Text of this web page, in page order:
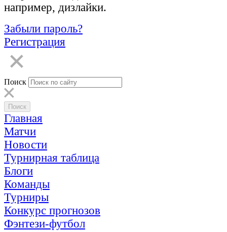
например, дизлайки.
Забыли пароль?
Регистрация
Поиск
Главная
Матчи
Новости
Турнирная таблица
Блоги
Команды
Турниры
Конкурс прогнозов
Фэнтези-футбол